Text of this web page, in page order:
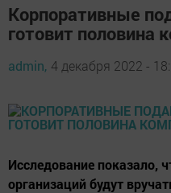
Корпоративные
готовит половина
admin, 4 декабря 2022 -
Исследование показало,
организаций будут